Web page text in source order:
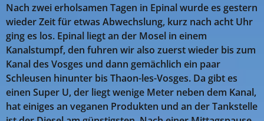
Nach zwei erholsamen Tagen in Epinal wurde es gestern
wieder Zeit für etwas Abwechslung, kurz nach acht Uhr
ging es los. Epinal liegt an der Mosel in einem
Kanalstumpf, den fuhren wir also zuerst wieder bis zum
Kanal des Vosges und dann gemächlich ein paar
Schleusen hinunter bis Thaon-les-Vosges. Da gibt es
einen Super U, der liegt wenige Meter neben dem Kanal,
hat einiges an veganen Produkten und an der Tankstelle